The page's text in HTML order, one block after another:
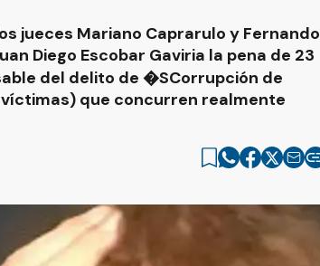
jueces Mariano Caprarulo y Fernando
Diego Escobar Gaviria la pena de 23
del delito de �SCorrupción de
que concurren realmente